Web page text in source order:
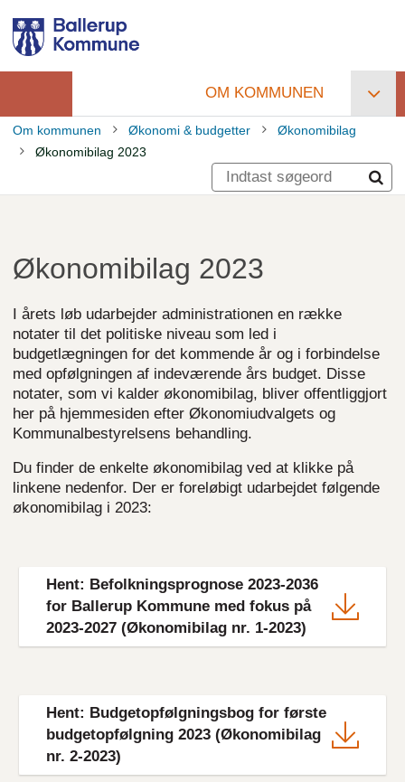
hovedindhold
Primær
navigation
OM KOMMUNEN
Brødkrumme
Om kommunen Økonomi & budgetter
Økonomibilag
Økonomibilag 2023
Økonomibilag 2023
I årets løb udarbejder administrationen en række
notater til det politiske niveau som led i
budgetlægningen for det kommende år og i forbindelse
med opfølgningen af indeværende års budget. Disse
notater, som vi kalder økonomibilag, bliver offentliggjort
her på hjemmesiden efter Økonomiudvalgets og
Kommunalbestyrelsens behandling.
Du finder de enkelte økonomibilag ved at klikke på
linkene nedenfor. Der er foreløbigt udarbejdet følgende
økonomibilag i 2023:
Hent: Befolkningsprognose 2023-2036
for Ballerup Kommune med fokus på
2023-2027 (Økonomibilag nr. 1-2023)
Hent: Budgetopfølgningsbog for første
budgetopfølgning 2023 (Økonomibilag
nr. 2-2023)